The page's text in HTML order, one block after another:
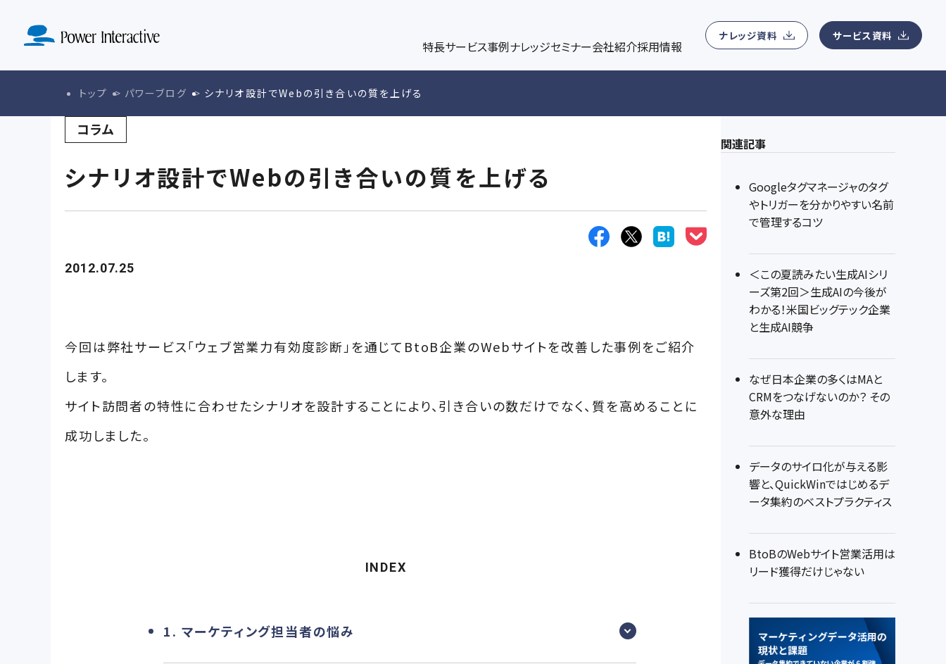
特長サービス
SERVICE
サービストップ
リサーチ
事例ナレッジ
ナレッジトップ
マーケティングに関わる無料eBookを提供
セミナー会社紹介
会社紹介トップ
所在地、事業領域、アクセスマップ、役員紹介などの基本情報
採用情報
ナレッジ資料 サービス資料
トップ パワーブログ シナリオ設計でWebの引き合いの質を上げる
コラム
シナリオ設計でWebの引き合いの質を上げる
2012.07.25
今回は弊社サービス「ウェブ営業力有効度診断」を通じてBtoB企業のWebサイトを改善した事例をご紹介
します。
サイト訪問者の特性に合わせたシナリオを設計することにより、引き合いの数だけでなく、質を高めることに
成功しました。
INDEX
1. マーケティング担当者の悩み
関連記事
Googleタグマネージャのタグ
やトリガーを分かりやすい名前
で管理するコツ
＜この夏読みたい生成AIシリ
ーズ第2回＞生成AIの今後が
わかる！米国ビッグテック企業
と生成AI競争
なぜ日本企業の多くはMAと
CRMをつなげないのか？ その
意外な理由
データのサイロ化が与える影
響と、QuickWinではじめるデ
ータ集約のベストプラクティス
BtoBのWebサイト営業活用は
リード獲得だけじゃない